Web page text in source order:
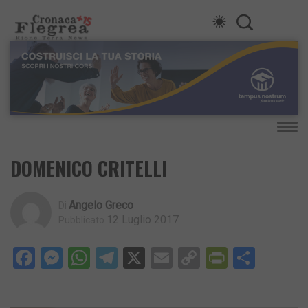
DOMENICO CRITELLI
Angelo Greco
12 Luglio 2017
Facebook
Messenger
WhatsApp
Telegram
X EmailCopy